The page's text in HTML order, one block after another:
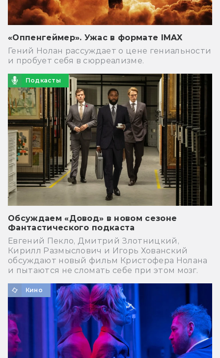
«Оппенгеймер». Ужас в формате IMAX
Гений Нолан рассуждает о цене гениальности
и пробует себя в сюрреализме.
Подкасты
Обсуждаем «Довод» в новом сезоне
Фантастического подкаста
Евгений Пекло, Дмитрий Злотницкий,
Кирилл Размыслович и Игорь Хованский
обсуждают новый фильм Кристофера Нолана
и пытаются не сломать себе при этом мозг.
Кино